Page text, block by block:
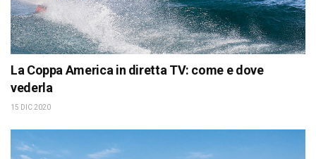
La Coppa America in diretta TV: come e dove
vederla
15 DIC 2020